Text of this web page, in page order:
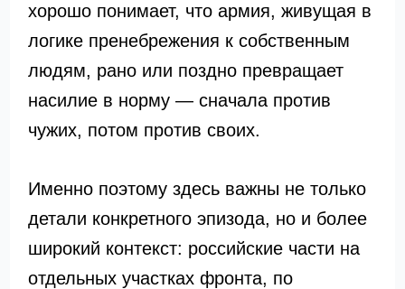
хорошо понимает, что армия, живущая в
логике пренебрежения к собственным
людям, рано или поздно превращает
насилие в норму — сначала против
чужих, потом против своих.
Именно поэтому здесь важны не только
детали конкретного эпизода, но и более
широкий контекст: российские части на
отдельных участках фронта, по